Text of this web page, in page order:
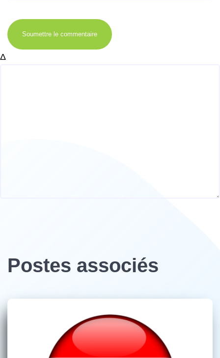
Soumettre le commentaire
Δ
Postes associés